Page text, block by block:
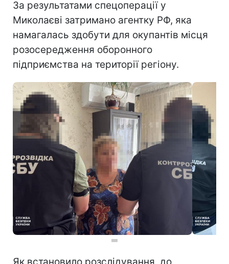
За результатами спецоперації у
Миколаєві затримано агентку РФ, яка
намагалась здобути для окупантів місця
розосередження оборонного
підприємства на території регіону.
Як встановило розслідування, до